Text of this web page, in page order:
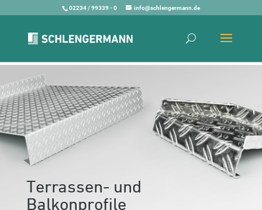
02234 / 99339 - 0 info@schlengermann.de
Terrassen- und
Balkonprofile